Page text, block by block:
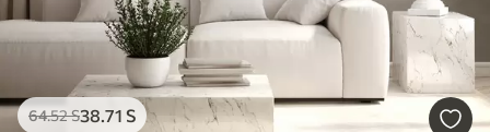
64.52S38.71 S